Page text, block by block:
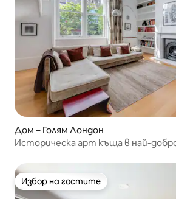
Дом – Голям Лондон
Историческа арт къща в най-
Избор на гостите
Избор на гостите